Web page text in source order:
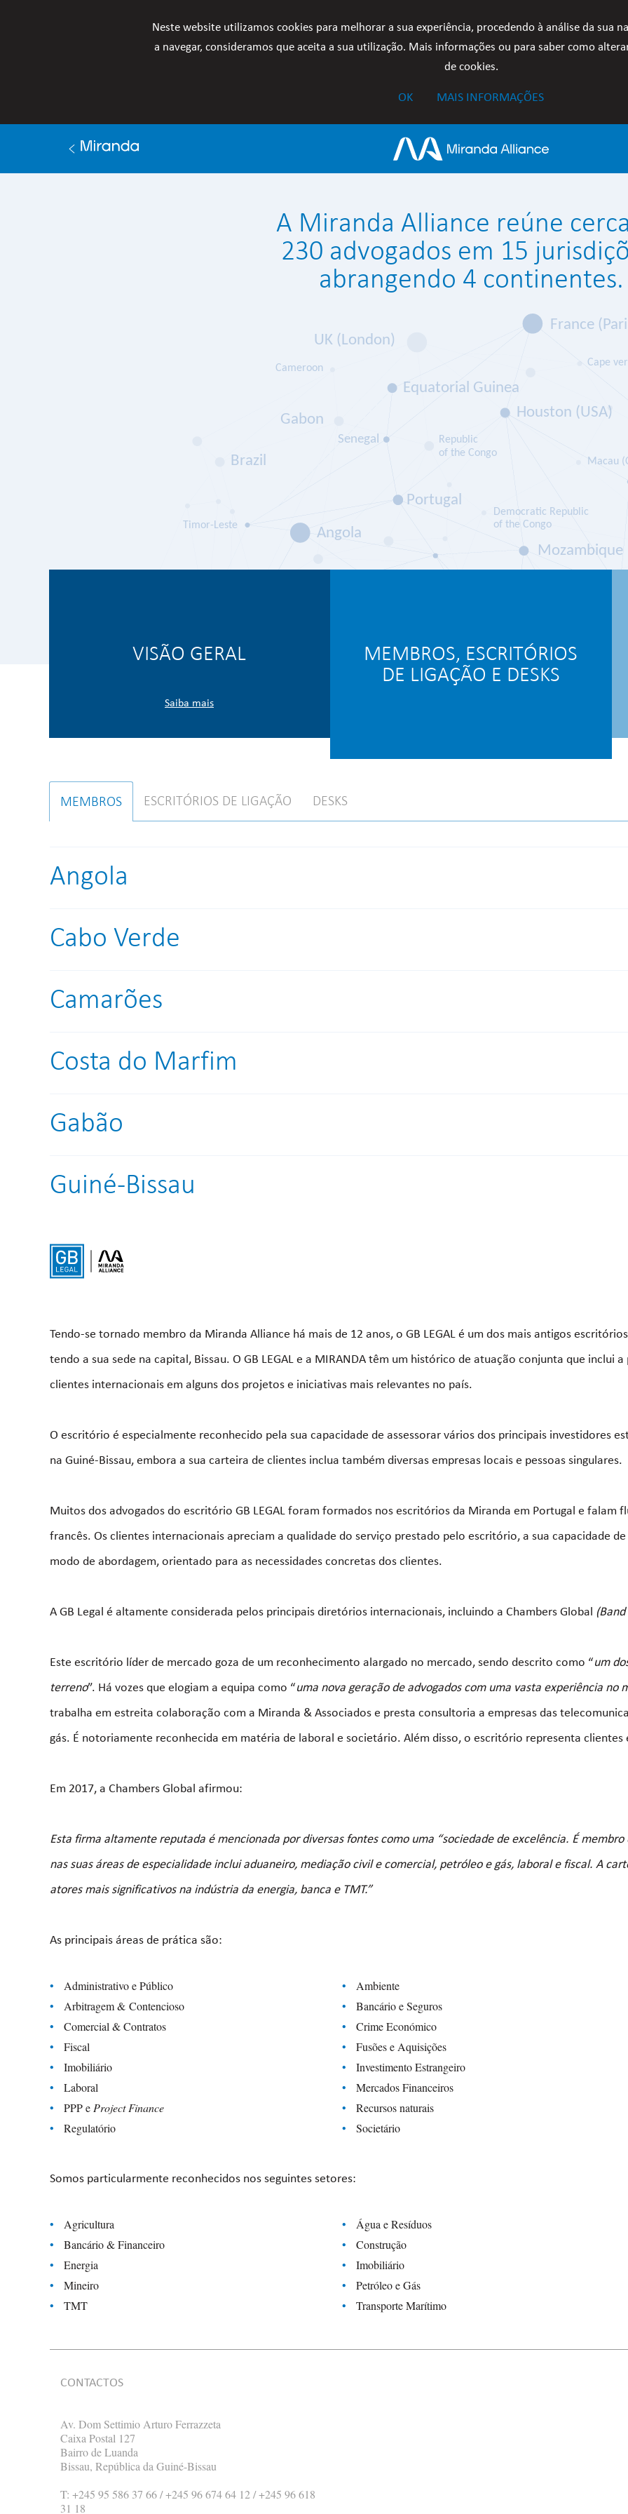
Neste website utilizamos cookies para melhorar a sua experiência, procedendo à análise da sua
a navegar, consideramos que aceita a sua utilização. Mais informações ou para saber como
de cookies.
OK MAIS INFORMAÇÕES

A Miranda Alliance reúne
230 advogados em 15
abrangendo 4 continentes.
VISÃO GERAL
Saiba mais
MEMBROS, ESCRITÓRIOS
DE LIGAÇÃO E DESKS
MEMBROS ESCRITÓRIOS DE LIGAÇÃO DESKS
Angola
Cabo Verde
Camarões
Costa do Marfim
Gabão
Guiné-Bissau
Tendo-se tornado membro da Miranda Alliance há mais de 12 anos, o GB LEGAL é um dos mais antigos
tendo a sua sede na capital, Bissau. O GB LEGAL e a MIRANDA têm um histórico de atuação conjunta que inclui
clientes internacionais em alguns dos projetos e iniciativas mais relevantes no país.
O escritório é especialmente reconhecido pela sua capacidade de assessorar vários dos principais investidores
na Guiné-Bissau, embora a sua carteira de clientes inclua também diversas empresas locais e pessoas singulares.
Muitos dos advogados do escritório GB LEGAL foram formados nos escritórios da Miranda em Portugal e falam
francês. Os clientes internacionais apreciam a qualidade do serviço prestado pelo escritório, a sua capacidade
modo de abordagem, orientado para as necessidades concretas dos clientes.
A GB Legal é altamente considerada pelos principais diretórios internacionais, incluindo a Chambers Global
Este escritório líder de mercado goza de um reconhecimento alargado no mercado, sendo descrito como “um
terreno”. Há vozes que elogiam a equipa como “uma nova geração de advogados com uma vasta experiência no
trabalha em estreita colaboração com a Miranda & Associados e presta consultoria a empresas das
gás. É notoriamente reconhecida em matéria de laboral e societário. Além disso, o escritório representa
Em 2017, a Chambers Global afirmou:
Esta firma altamente reputada é mencionada por diversas fontes como uma “sociedade de excelência. É
nas suas áreas de especialidade inclui aduaneiro, mediação civil e comercial, petróleo e gás, laboral e fiscal. A
atores mais significativos na indústria da energia, banca e TMT.”
As principais áreas de prática são:
Administrativo e Público
Ambiente
Arbitragem & Contencioso
Bancário e Seguros
Comercial & Contratos
Crime Económico
Fiscal
Fusões e Aquisições
Imobiliário
Investimento Estrangeiro
Laboral
Mercados Financeiros
PPP e Project Finance
Recursos naturais
Regulatório
Societário
Somos particularmente reconhecidos nos seguintes setores:
Agricultura
Água e Resíduos
Bancário & Financeiro
Construção
Energia
Imobiliário
Mineiro
Petróleo e Gás
TMT
Transporte Marítimo
CONTACTOS
Av. Dom Settimio Arturo Ferrazzeta
Caixa Postal 127
Bairro de Luanda
Bissau, República da Guiné-Bissau
T: +245 95 586 37 66 / +245 96 674 64 12 / +245 96 618
31 18